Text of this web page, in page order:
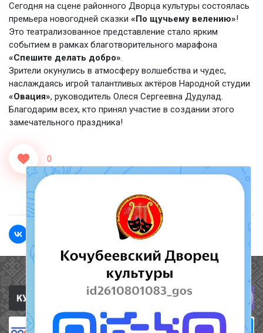
Сегодня на сцене районного Дворца культуры состоялась
премьера новогодней сказки «По щучьему велению»!
Это театрализованное представление стало ярким
событием в рамках благотворительного марафона
«Спешите делать добро».
Зрители окунулись в атмосферу волшебства и чудес,
наслаждаясь игрой талантливых актёров Народной студии
«Овация», руководитель Олеся Сергеевна Дудулад.
Благодарим всех, кто принял участие в создании этого
замечательного праздника!
0
Полезные ссылки